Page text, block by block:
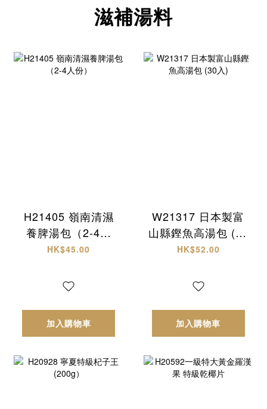
滋補湯料
H21405 嶺南清濕
養脾湯包（2-4人
份）
HK$45.00
加入購物車
W21317 日本製富
山縣鏗魚高湯包 (30
入)
HK$52.00
加入購物車